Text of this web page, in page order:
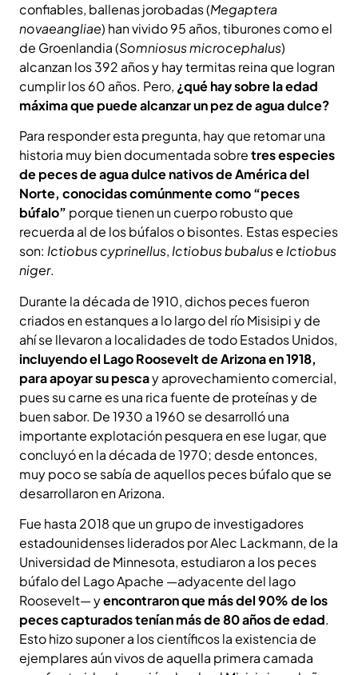
confiables, ballenas jorobadas (Megaptera
novaeangliae) han vivido 95 años, tiburones como el
de Groenlandia (Somniosus microcephalus)
alcanzan los 392 años y hay termitas reina que logran
cumplir los 60 años. Pero, ¿qué hay sobre la edad
máxima que puede alcanzar un pez de agua dulce?
Para responder esta pregunta, hay que retomar una
historia muy bien documentada sobretres especies
de peces de agua dulce nativos de América del
Norte, conocidas comúnmente como “peces
búfalo” porque tienen un cuerpo robusto que
recuerda al de los búfalos o bisontes. Estas especies
son: Ictiobus cyprinellus,Ictiobus bubaluseIctiobus
niger.
Durante la década de 1910, dichos peces fueron
criados en estanques a lo largo del río Misisipi y de
ahí se llevaron a localidades de todo Estados Unidos,
incluyendo el Lago Roosevelt de Arizona en 1918,
para apoyar su pescay aprovechamiento comercial,
pues su carne es una rica fuente de proteínas y de
buen sabor. De 1930 a 1960 se desarrolló una
importante explotación pesquera en ese lugar, que
concluyó en la década de 1970; desde entonces,
muy poco se sabía de aquellos peces búfalo que se
desarrollaron en Arizona.
Fue hasta 2018 que un grupo de investigadores
estadounidenses liderados por Alec Lackmann, de la
Universidad de Minnesota, estudiaron a los peces
búfalo del Lago Apache —adyacente del lago
Roosevelt— yencontraron que más del 90% de los
peces capturados tenían más de 80 años de edad.
Esto hizo suponer a los científicos la existencia de
ejemplares aún vivos de aquella primera camada